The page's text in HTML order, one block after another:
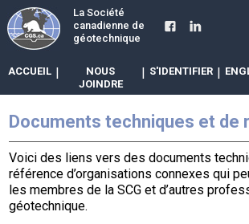
La Société
canadienne de
géotechnique
ACCUEIL |
NOUS
JOINDRE
| S'IDENTIFIER |
Documents techniques et de
Voici des liens vers des documents
référence d’organisations connexes qui
les membres de la SCG et d’autres
géotechnique.